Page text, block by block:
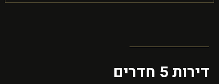
דירות 5 חדרים